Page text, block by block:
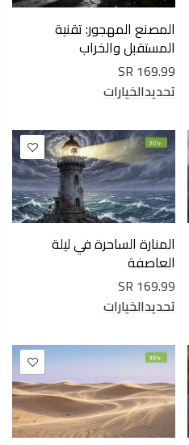
المصنع المهجور: تقنية
المستقبل والخراب
169.99 SR
تحديدالخيارات
-30%
المنارة الساحرة في ليلة
العاصفة
169.99 SR
تحديدالخيارات
-30%